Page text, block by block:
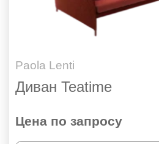
Paola Lenti
Диван Teatime
Цена по запросу